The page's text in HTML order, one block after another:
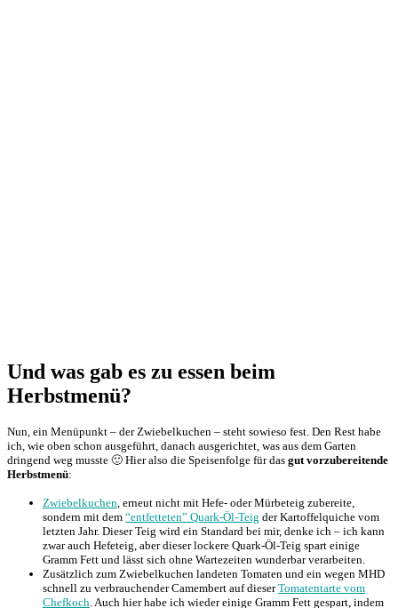
Und was gab es zu essen beim
Herbstmenü?
Nun, ein Menüpunkt – der Zwiebelkuchen – steht sowieso fest. Den Rest habe
ich, wie oben schon ausgeführt, danach ausgerichtet, was aus dem Garten
dringend weg musste 🙂 Hier also die Speisenfolge für das gut vorzubereitende
Herbstmenü:
Zwiebelkuchen, erneut nicht mit Hefe- oder Mürbeteig zubereite,
sondern mit dem “entfetteten” Quark-Öl-Teig der Kartoffelquiche vom
letzten Jahr. Dieser Teig wird ein Standard bei mir, denke ich – ich kann
zwar auch Hefeteig, aber dieser lockere Quark-Öl-Teig spart einige
Gramm Fett und lässt sich ohne Wartezeiten wunderbar verarbeiten.
Zusätzlich zum Zwiebelkuchen landeten Tomaten und ein wegen MHD
schnell zu verbrauchender Camembert auf dieserTomatentarte vom
Chefkoch. Auch hier habe ich wieder einige Gramm Fett gespart, indem